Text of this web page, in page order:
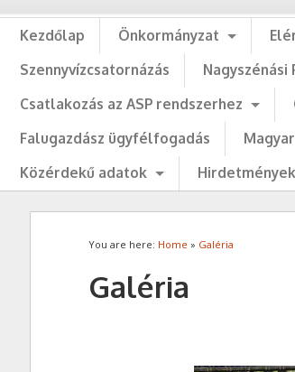
Kezdőlap Önkormányzat
Szennyvízcsatornázás
Nagyszénási
Csatlakozás az ASP rendszerhez
Falugazdász ügyfélfogadás
Közérdekű adatok
Hirdetmények
You are here: Home » Galéria
Galéria